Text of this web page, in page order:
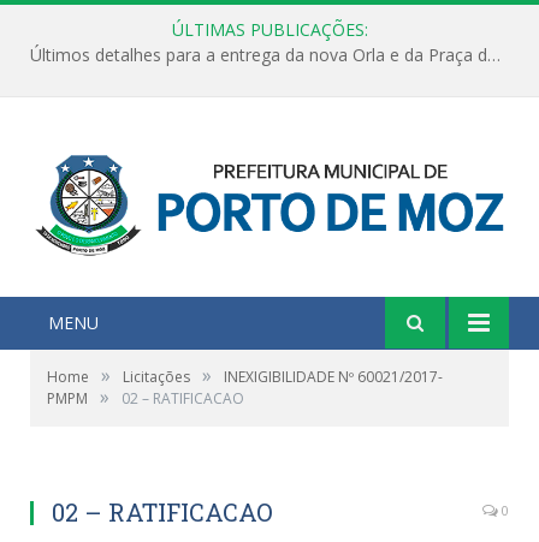
ÚLTIMAS PUBLICAÇÕES:
Últimos detalhes para a entrega da nova Orla e da Praça do Praião
MENU
Home » Licitações »
INEXIGIBILIDADE Nº 60021/2017-
PMPM
» 02 – RATIFICACAO
02 – RATIFICACAO 0